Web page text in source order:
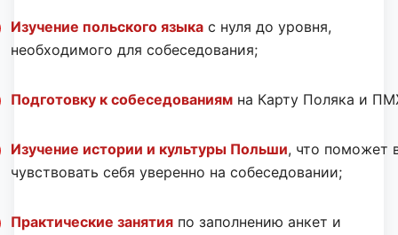
Изучение польского языкас нуля до уровня,
необходимого для собеседования;
Подготовку к собеседованиямна Карту Поляка и
Изучение истории и культуры Польши, что поможет
чувствовать себя уверенно на собеседовании;
Практические занятияпо заполнению анкет и